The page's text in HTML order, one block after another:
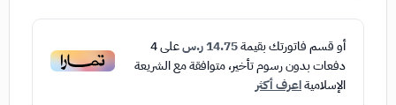
أو قسم فاتورتك بقيمة14.75 ر.س على4
دفعات بدون رسوم تأخير، متوافقة مع الشريعة
الإسلاميةاعرف أكثر